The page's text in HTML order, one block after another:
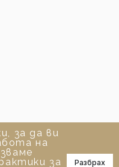
за да ви
на
за
Разбрах